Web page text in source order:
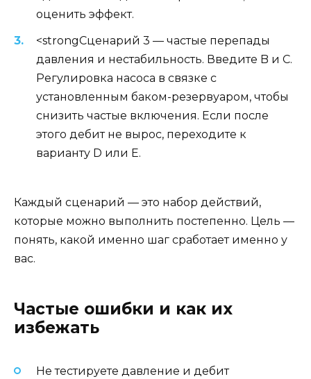
оценить эффект.
<strongСценарий 3 — частые перепады
давления и нестабильность. Введите B и C.
Регулировка насоса в связке с
установленным баком-резервуаром, чтобы
снизить частые включения. Если после
этого дебит не вырос, переходите к
варианту D или E.
Каждый сценарий — это набор действий,
которые можно выполнить постепенно. Цель —
понять, какой именно шаг сработает именно у
вас.
Частые ошибки и как их
избежать
Не тестируете давление и дебит